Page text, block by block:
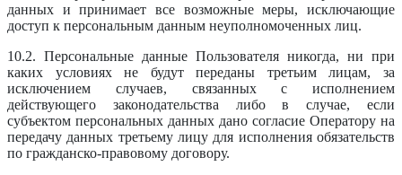
данных и принимает все возможные меры, исключающие
доступ к персональным данным неуполномоченных лиц.
10.2. Персональные данные Пользователя никогда, ни при
каких условиях не будут переданы третьим лицам, за
исключением случаев, связанных с исполнением
действующего законодательства либо в случае, если
субъектом персональных данных дано согласие Оператору на
передачу данных третьему лицу для исполнения обязательств
по гражданско-правовому договору.